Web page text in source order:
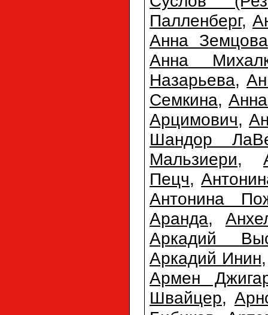
Палленберг,
Анна Земцова
Анна
Назарьева,
Семкина,
Арцимович,
Шандор
Мальзиери,
Пецч,
Антонина
Аранда,
Аркадий
Аркадий Инин
Армен
Швайцер,